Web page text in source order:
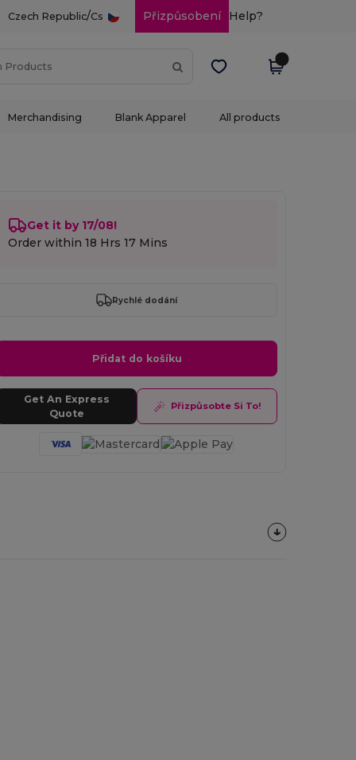
Czech Republic/Cs Přizpůsobení Help?
Merchandising Blank Apparel All products
Get it by 17/08!
Order within18 Hrs 17 Mins
Rychlé dodání
Přidat do košíku
Get An Express
Quote
Přizpůsobte Si To!